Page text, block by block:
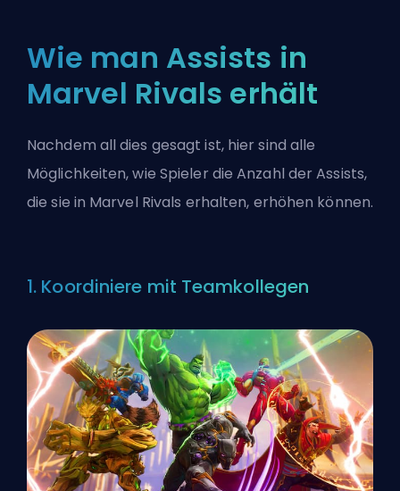
Wie man Assists in
Marvel Rivals erhält
Nachdem all dies gesagt ist, hier sind alle
Möglichkeiten, wie Spieler die Anzahl der Assists,
die sie in Marvel Rivals erhalten, erhöhen können.
1. Koordiniere mit Teamkollegen